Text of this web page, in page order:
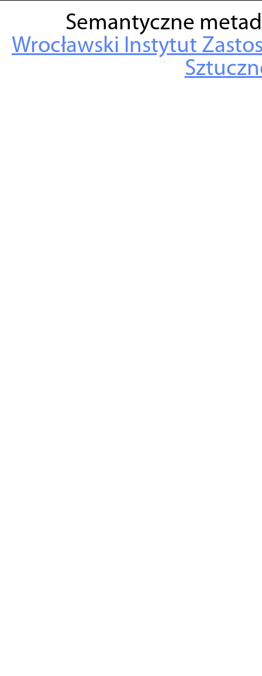
Semantyczne
Wrocławski Instytut